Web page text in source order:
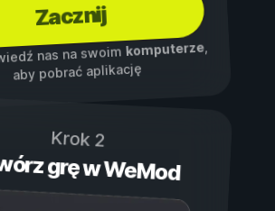
Zacznij
nas na swoim komputerze,
aby pobrać aplikację
Krok 2
grę w WeMod